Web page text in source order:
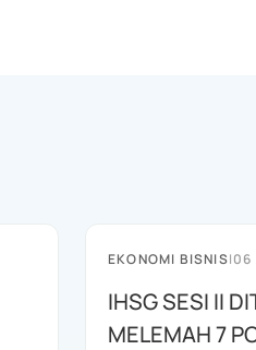
EKONOMI BISNIS|06
IHSG SESI II
MELEMAH 7